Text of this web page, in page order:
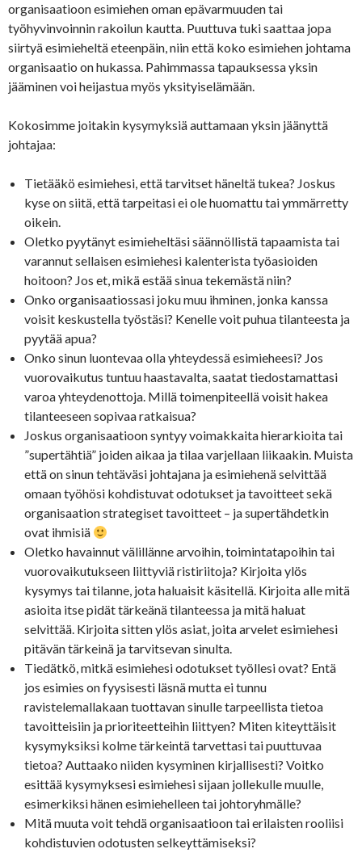
organisaatioon esimiehen oman epävarmuuden tai
työhyvinvoinnin rakoilun kautta. Puuttuva tuki saattaa jopa
siirtyä esimieheltä eteenpäin, niin että koko esimiehen johtama
organisaatio on hukassa. Pahimmassa tapauksessa yksin
jääminen voi heijastua myös yksityiselämään.
Kokosimme joitakin kysymyksiä auttamaan yksin jäänyttä
johtajaa:
Tietääkö esimiehesi, että tarvitset häneltä tukea? Joskus
kyse on siitä, että tarpeitasi ei ole huomattu tai ymmärretty
oikein.
Oletko pyytänyt esimieheltäsi säännöllistä tapaamista tai
varannut sellaisen esimiehesi kalenterista työasioiden
hoitoon? Jos et, mikä estää sinua tekemästä niin?
Onko organisaatiossasi joku muu ihminen, jonka kanssa
voisit keskustella työstäsi? Kenelle voit puhua tilanteesta ja
pyytää apua?
Onko sinun luontevaa olla yhteydessä esimieheesi? Jos
vuorovaikutus tuntuu haastavalta, saatat tiedostamattasi
varoa yhteydenottoja. Millä toimenpiteellä voisit hakea
tilanteeseen sopivaa ratkaisua?
Joskus organisaatioon syntyy voimakkaita hierarkioita tai
”supertähtiä” joiden aikaa ja tilaa varjellaan liikaakin. Muista
että on sinun tehtäväsi johtajana ja esimiehenä selvittää
omaan työhösi kohdistuvat odotukset ja tavoitteet sekä
organisaation strategiset tavoitteet – ja supertähdetkin
ovat ihmisiä
Oletko havainnut välillänne arvoihin, toimintatapoihin tai
vuorovaikutukseen liittyviä ristiriitoja? Kirjoita ylös
kysymys tai tilanne, jota haluaisit käsitellä. Kirjoita alle mitä
asioita itse pidät tärkeänä tilanteessa ja mitä haluat
selvittää. Kirjoita sitten ylös asiat, joita arvelet esimiehesi
pitävän tärkeinä ja tarvitsevan sinulta.
Tiedätkö, mitkä esimiehesi odotukset työllesi ovat? Entä
jos esimies on fyysisesti läsnä mutta ei tunnu
ravistelemallakaan tuottavan sinulle tarpeellista tietoa
tavoitteisiin ja prioriteetteihin liittyen? Miten kiteyttäisit
kysymyksiksi kolme tärkeintä tarvettasi tai puuttuvaa
tietoa? Auttaako niiden kysyminen kirjallisesti? Voitko
esittää kysymyksesi esimiehesi sijaan jollekulle muulle,
esimerkiksi hänen esimiehelleen tai johtoryhmälle?
Mitä muuta voit tehdä organisaatioon tai erilaisten rooliisi
kohdistuvien odotusten selkeyttämiseksi?